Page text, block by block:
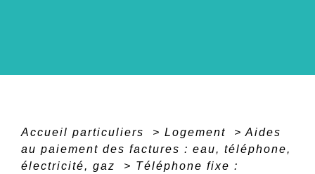
Accueil particuliers > Logement > Aides
au paiement des factures : eau, téléphone,
électricité, gaz
> Téléphone fixe :